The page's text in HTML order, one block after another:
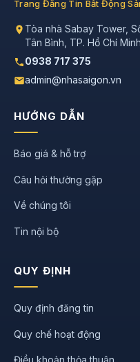
Trang Đăng Tin Bất Động
Tòa nhà Sabay Tower,
Tân Bình, TP. Hồ Chí Minh
0938 717 375
admin@nhasaigon.vn
HƯỚNG DẪN
Báo giá & hỗ trợ
Câu hỏi thường gặp
Về chúng tôi
Tin nội bộ
QUY ĐỊNH
Quy định đăng tin
Quy chế hoạt động